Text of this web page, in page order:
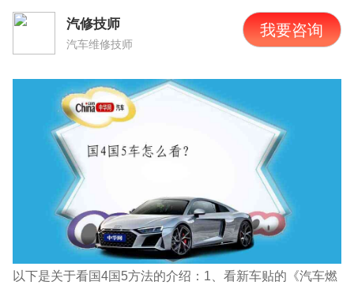
汽修技师
汽车维修技师
我要咨询
以下是关于看国4国5方法的介绍：1、看新车贴的《汽车燃